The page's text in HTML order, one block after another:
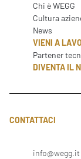
Chi è WEGG
Cultura
News
VIENI A
Partener
DIVENTA IL
CONTATTACI
info@wegg.it